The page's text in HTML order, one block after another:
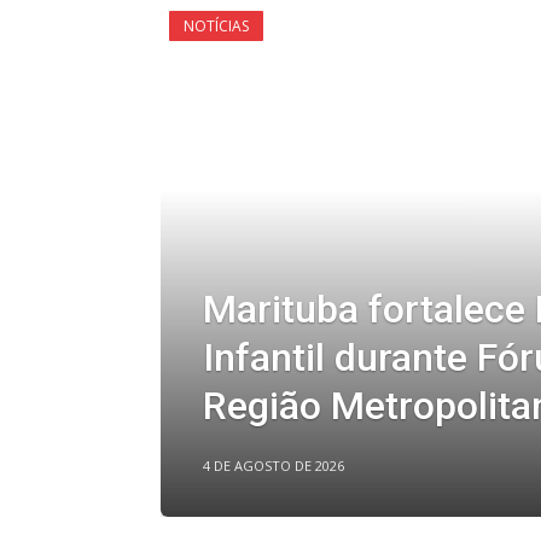
NOTÍCIAS
Marituba fortalece
Infantil durante
Região
4 DE AGOSTO DE 2026